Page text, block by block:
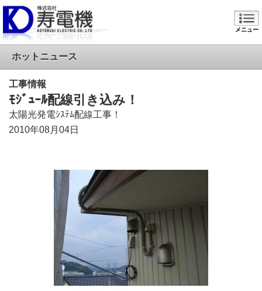
メニュー
ホットニュース
工事情報
ﾓｼﾞｭｰﾙ配線引き込み！
太陽光発電ｼｽﾃﾑ配線工事！
2010年08月04日